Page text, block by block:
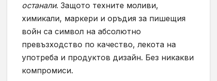
останали. Защото техните моливи,
химикали, маркери и оръдия за пишещия
войн са символ на абсолютно
превъзходство по качество, лекота на
употреба и продуктов дизайн. Без никакви
компромиси.